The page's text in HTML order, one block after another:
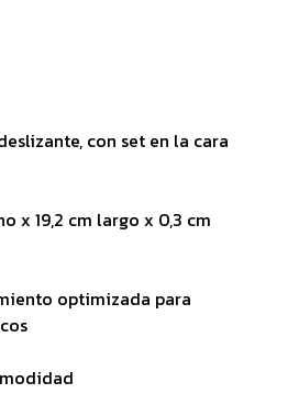
con set en la cara
x 19,2 cm largo x 0,3 cm
optimizada para